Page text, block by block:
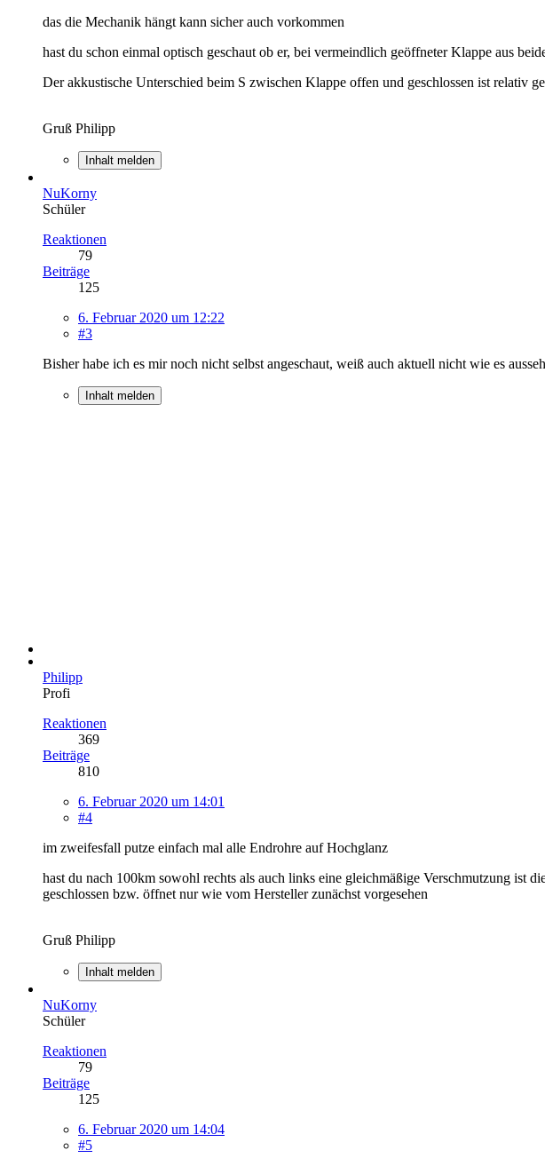
das die Mechanik hängt kann sicher auch vorkommen
hast du schon einmal optisch geschaut ob er, bei vermeindlich geöffneter Klappe aus
Der akkustische Unterschied beim S zwischen Klappe offen und geschlossen ist relativ
Gruß Philipp
Inhalt melden
NuKorny
Schüler
Reaktionen
79
Beiträge
125
6. Februar 2020 um 12:22
#3
Bisher habe ich es mir noch nicht selbst angeschaut, weiß auch aktuell nicht wie es
Inhalt melden
Philipp
Profi
Reaktionen
369
Beiträge
810
6. Februar 2020 um 14:01
#4
im zweifesfall putze einfach mal alle Endrohre auf Hochglanz
hast du nach 100km sowohl rechts als auch links eine gleichmäßige Verschmutzung ist
geschlossen bzw. öffnet nur wie vom Hersteller zunächst vorgesehen
Gruß Philipp
Inhalt melden
NuKorny
Schüler
Reaktionen
79
Beiträge
125
6. Februar 2020 um 14:04
#5